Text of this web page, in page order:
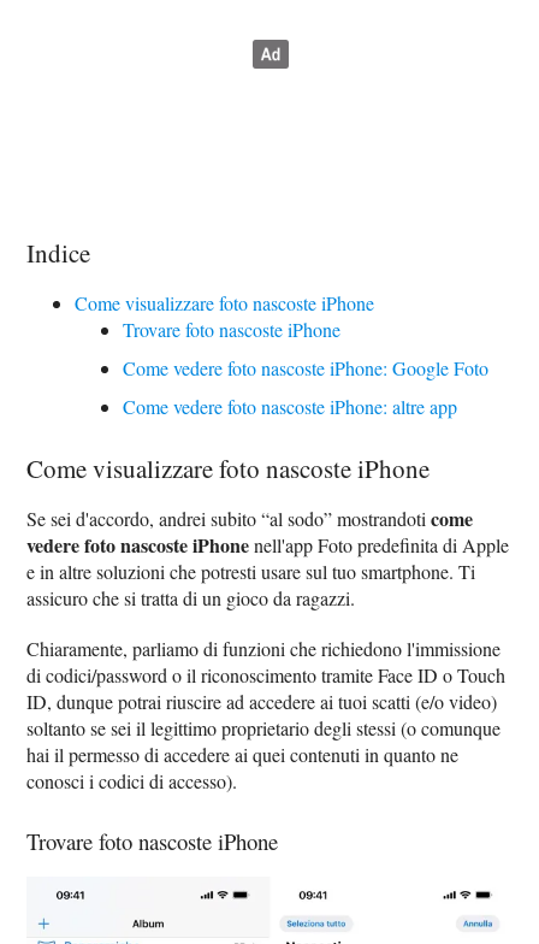
Indice
Come visualizzare foto nascoste iPhone
Trovare foto nascoste iPhone
Come vedere foto nascoste iPhone: Google Foto
Come vedere foto nascoste iPhone: altre app
Come visualizzare foto nascoste iPhone
Se sei d'accordo, andrei subito “al sodo” mostrandoticome
vedere foto nascoste iPhonenell'app Foto predefinita di Apple
e in altre soluzioni che potresti usare sul tuo smartphone. Ti
assicuro che si tratta di un gioco da ragazzi.
Chiaramente, parliamo di funzioni che richiedono l'immissione
di codici/password o il riconoscimento tramite Face ID o Touch
ID, dunque potrai riuscire ad accedere ai tuoi scatti (e/o video)
soltanto se sei il legittimo proprietario degli stessi (o comunque
hai il permesso di accedere ai quei contenuti in quanto ne
conosci i codici di accesso).
Trovare foto nascoste iPhone